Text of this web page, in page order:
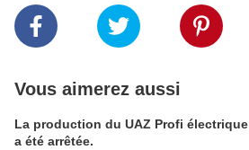
Vous aimerez aussi
La production du UAZ Profi électrique
a été arrêtée.